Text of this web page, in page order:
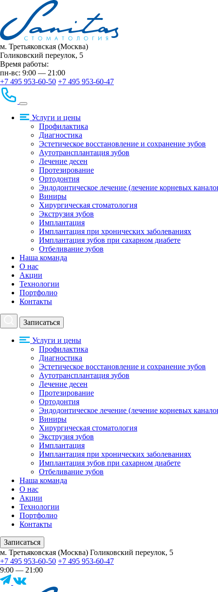
м. Третьяковская (Москва)
Голиковский переулок, 5
Время работы:
пн-вс: 9:00 — 21:00
+7 495 953-60-50 +7 495 953-60-47
Услуги и цены
Профилактика
Диагностика
Эстетическое восстановление и сохранение зубов
Аутотрансплантация зубов
Лечение десен
Протезирование
Ортодонтия
Эндодонтическое лечение (лечение корневых
Виниры
Хирургическая стоматология
Экструзия зубов
Имплантация
Имплантация при хронических заболеваниях
Имплантация зубов при сахарном диабете
Отбеливание зубов
Наша команда
О нас
Акции
Технологии
Портфолио
Контакты
Записаться
Услуги и цены
Профилактика
Диагностика
Эстетическое восстановление и сохранение зубов
Аутотрансплантация зубов
Лечение десен
Протезирование
Ортодонтия
Эндодонтическое лечение (лечение корневых
Виниры
Хирургическая стоматология
Экструзия зубов
Имплантация
Имплантация при хронических заболеваниях
Имплантация зубов при сахарном диабете
Отбеливание зубов
Наша команда
О нас
Акции
Технологии
Портфолио
Контакты
Записаться
м. Третьяковская (Москва) Голиковский переулок, 5
+7 495 953-60-50 +7 495 953-60-47
9:00 — 21:00